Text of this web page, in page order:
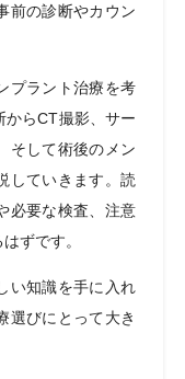
前の診断やカウン
プラント治療を考
からCT撮影、サー
そして術後のメン
していきます。読
必要な検査、注意
ずです。
い知識を手に入れ
選びにとって大き